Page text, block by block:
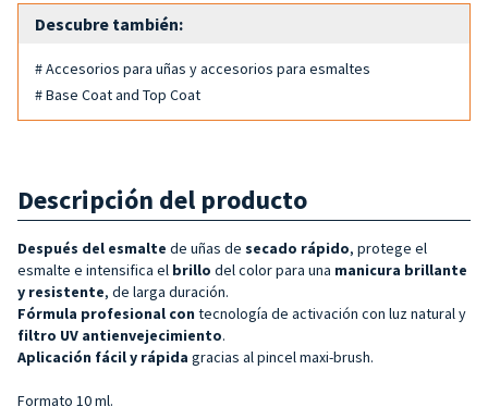
Descubre también:
# Accesorios para uñas y accesorios para esmaltes
# Base Coat and Top Coat
Descripción del producto
Después del esmalte de uñas de secado rápido, protege el
esmalte e intensifica el brillo del color para una manicura brillante
y resistente, de larga duración.
Fórmula profesional con tecnología de activación con luz natural y
filtro UV antienvejecimiento.
Aplicación fácil y rápida gracias al pincel maxi-brush.
Formato 10 ml.